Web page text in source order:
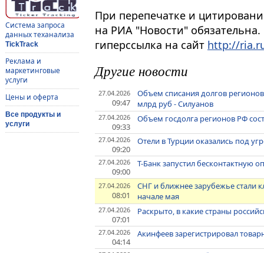
Система запроса
данных теханализа
TickTrack
Реклама и
маркетинговые
услуги
Цены и оферта
Все продукты и
услуги
При перепечатке и
на РИА "Новости"
гиперссылка на сайт http://
Другие новости
27.04.2026
09:47
Объем списания долгов
млрд руб - Силуанов
27.04.2026
09:33
Объем госдолга регионов РФ
27.04.2026
09:20
Отели в Турции оказались под
27.04.2026
09:00
Т-Банк запустил бесконтактную
27.04.2026
08:01
СНГ и ближнее зарубежье стали
начале мая
27.04.2026
07:01
Раскрыто, в какие страны
27.04.2026
04:14
Акинфеев зарегистрировал